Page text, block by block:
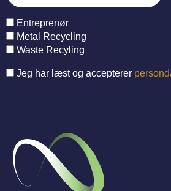
Entreprenør
Metal Recycling
Waste Recyling
Jeg har læst og accepterer